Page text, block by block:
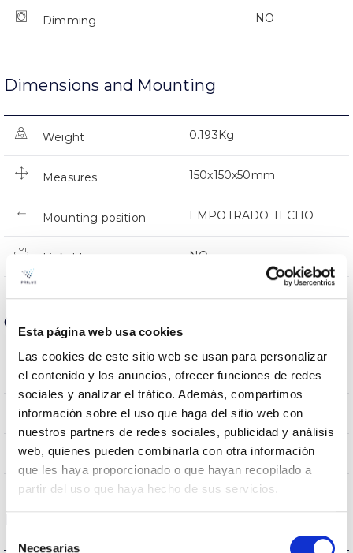
Esta página web usa cookies
Las cookies de este sitio web se usan para personalizar
el contenido y los anuncios, ofrecer funciones de redes
sociales y analizar el tráfico. Además, compartimos
información sobre el uso que haga del sitio web con
nuestros partners de redes sociales, publicidad y análisis
web, quienes pueden combinarla con otra información
que les haya proporcionado o que hayan recopilado a
partir del uso que haya hecho de sus servicios.
Necesarias
Dimming NO
Dimensions and Mounting
Weight 0.193Kg
Measures 150x150x50mm
Mounting position EMPOTRADO TECHO
Linkable NO
Optical data
Colour temperature 4000K
CRI Colour rendering index 80
Opening angle 100
Housing and Finish